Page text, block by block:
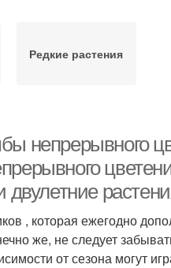
Редкие растения
непрерывного
двулетние
, которая ежегодно
же, не следует
от сезона могут